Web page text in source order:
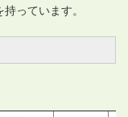
っています。